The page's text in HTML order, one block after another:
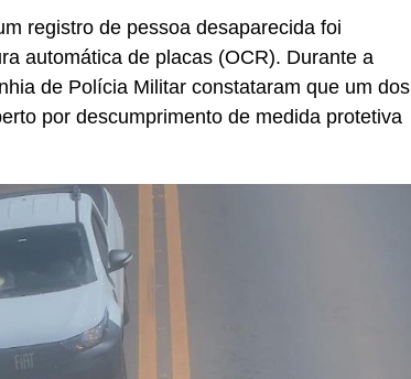
registro de pessoa desaparecida foi
automática de placas (OCR). Durante a
de Polícia Militar constataram que um dos
por descumprimento de medida protetiva